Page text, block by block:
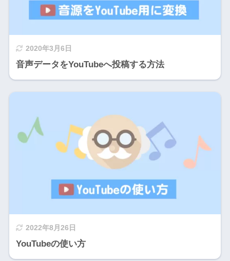
2020年3月6日
音声データをYouTubeへ投稿する方法
2022年8月26日
YouTubeの使い方